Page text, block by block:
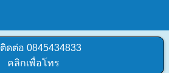
ติดต่อ0845434833
คลิกเพื่อโทร